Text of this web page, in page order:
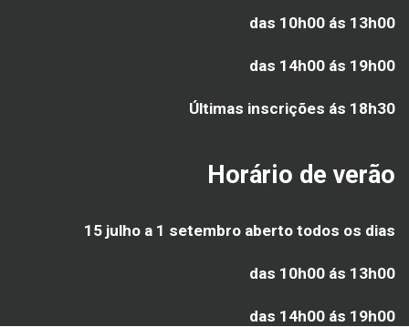
das 10h00 ás 13h00
das 14h00 ás 19h00
Últimas inscrições ás 18h30
Horário de verão
15 julho a 1 setembro aberto todos os dias
das 10h00 ás 13h00
das 14h00 ás 19h00